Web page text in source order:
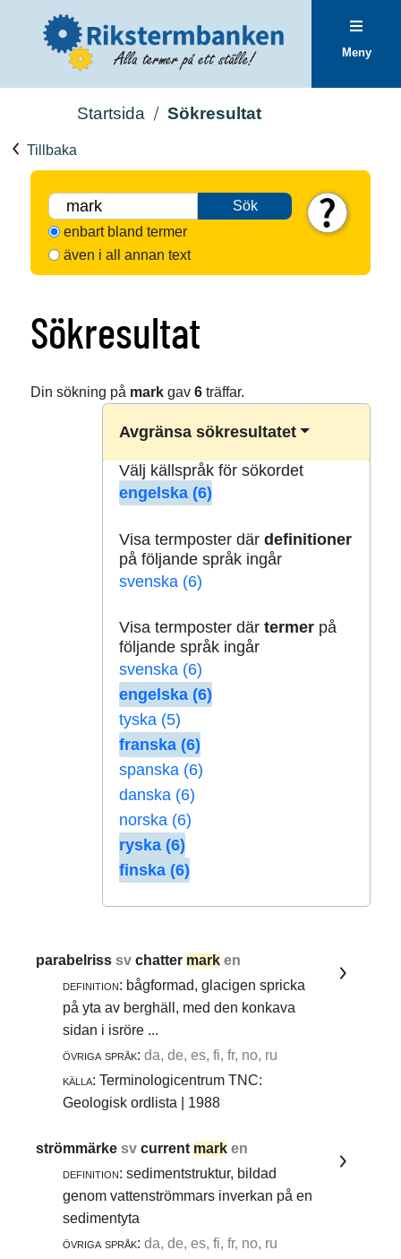
Meny
Startsida Sökresultat
Tillbaka
Sök
enbart bland termer
även i all annan text
Sökresultat
Din sökning på markgav 6träffar.
Avgränsa sökresultatet
Välj källspråk för sökordet
engelska (6)
Visa termposter där definitioner
på följande språk ingår
svenska (6)
Visa termposter där termerpå
följande språk ingår
svenska (6)
engelska (6)
tyska (5)
franska (6)
spanska (6)
danska (6)
norska (6)
ryska (6)
finska (6)
parabelrisssvchatter mark en
definition: bågformad, glacigen spricka
på yta av berghäll, med den konkava
sidan i isröre ...
övriga språk: da, de, es, fi, fr, no, ru
källa: Terminologicentrum TNC:
Geologisk ordlista | 1988
strömmärkesvcurrent mark en
definition: sedimentstruktur, bildad
genom vattenströmmars inverkan på en
sedimentyta
övriga språk: da, de, es, fi, fr, no, ru